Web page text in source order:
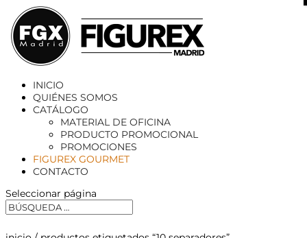
INICIO
QUIÉNES SOMOS
CATÁLOGO
MATERIAL DE OFICINA
PRODUCTO PROMOCIONAL
PROMOCIONES
FIGUREX GOURMET
CONTACTO
Seleccionar página